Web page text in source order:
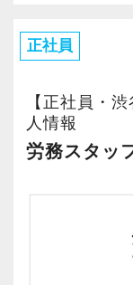
正社員
【正社員・
人情報
労務スタッ